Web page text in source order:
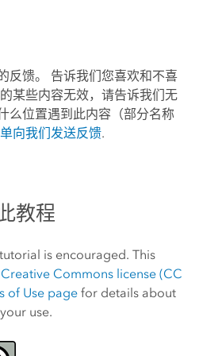
反馈。 告诉我们您喜欢和不喜
某些内容无效，请告诉我们无
么位置遇到此内容（部分名称
向我们发送反馈.
教程
is encouraged. This
Creative Commons license (CC
of Use pagefor details about
use.